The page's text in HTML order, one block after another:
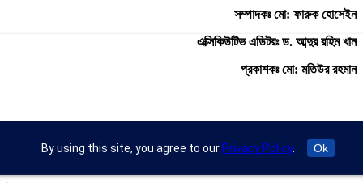
সম্পাদকঃ মো: ফারুক হোসেইন
এক্সিকিউটিভ এডিটরঃ ড. আব্দুর রহিম খান
প্রকাশকঃ মো: মতিউর রহমান
অফিস : রুপায়ন জেড. আর প্লাজা (৯তলা), প্লট- ৪৬,রোড নং- ৯/এ, সাতমসজিদ
By using this site, you agree to our Privacy Policy. Ok